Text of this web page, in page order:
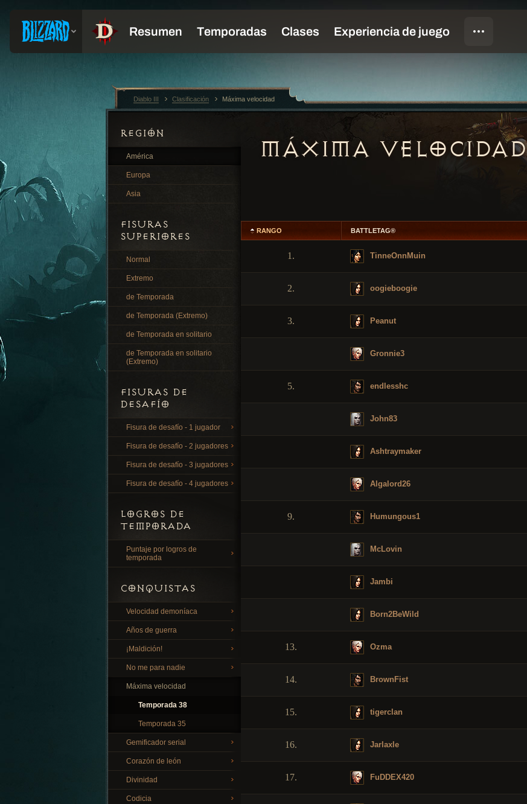
REGIÓN
América
Europa
Asia
FISURAS
SUPERIORES
Normal
Extremo
de Temporada
de Temporada (Extremo)
de Temporada en solitario
de Temporada en solitario
(Extremo)
FISURAS DE
DESAFÍO
Fisura de desafío - 1 jugador
Fisura de desafío - 2 jugadores
Fisura de desafío - 3 jugadores
Fisura de desafío - 4 jugadores
LOGROS DE
TEMPORADA
Puntaje por logros de
temporada
CONQUISTAS
Velocidad demoníaca
Años de guerra
¡Maldición!
No me para nadie
Máxima velocidad
Temporada 38
Temporada 35
Gemificador serial
Corazón de león
Divinidad
Codicia
MÁXIMA VELOCIDAD
RANGO BATTLETAG®
1. TinneOnnMuin
2. oogieboogie
3. Peanut
Gronnie3
5. endlesshc
John83
Ashtraymaker
Algalord26
9. Humungous1
McLovin
Jambi
Born2BeWild
13. Ozma
14. BrownFist
15. tigerclan
16. Jarlaxle
17. FuDDEX420
Diablo III Clasificación Máxima velocidad